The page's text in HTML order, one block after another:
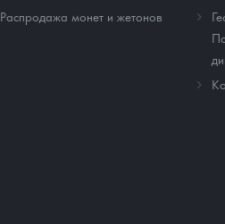
Распродажа монет и жетонов